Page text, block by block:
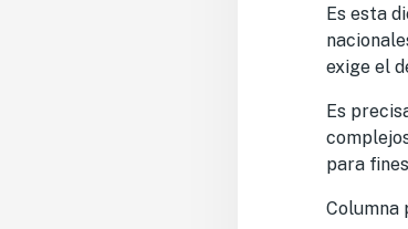
Es esta
exige el
Es
para
Columna